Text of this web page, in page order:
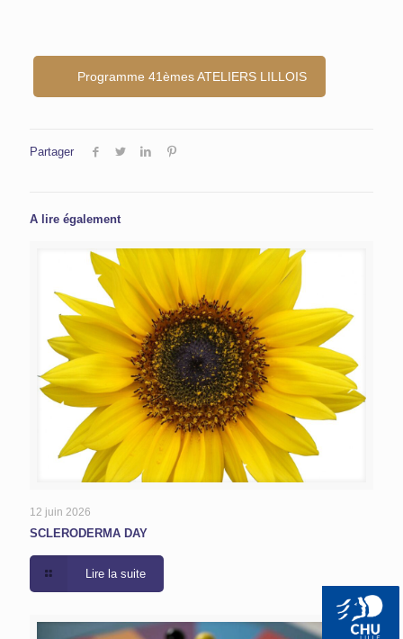
Programme 41èmes ATELIERS LILLOIS
Partager
A lire également
12 juin 2026
SCLERODERMA DAY
Lire la suite